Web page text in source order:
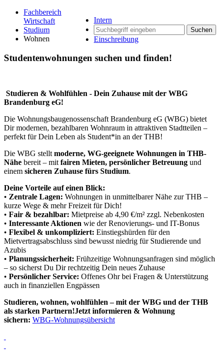
Intern
Suchen
Einschreibung
Fachbereich
Wirtschaft
Studium
Wohnen
Studentenwohnungen suchen und finden!
Studieren & Wohlfühlen - Dein Zuhause mit der WBG
Brandenburg eG!
Die Wohnungsbaugenossenschaft Brandenburg eG (WBG) bietet
Dir modernen, bezahlbaren Wohnraum in attraktiven Stadtteilen –
perfekt für Dein Leben als Student*in an der THB!
Die WBG stelltmoderne, WG-geeignete Wohnungen in THB-
Nähe bereit – mitfairen Mieten, persönlicher Betreuung und
einem sicheren Zuhause fürs Studium.
Deine Vorteile auf einen Blick:
• Zentrale Lagen: Wohnungen in unmittelbarer Nähe zur THB –
kurze Wege & mehr Freizeit für Dich!
• Fair & bezahlbar: Mietpreise ab 4,90 €/m² zzgl. Nebenkosten
• Interessante Aktionen wie der Renovierungs- und IT-Bonus
• Flexibel & unkompliziert: Einstiegshürden für den
Mietvertragsabschluss sind bewusst niedrig für Studierende und
Azubis
• Planungssicherheit: Frühzeitige Wohnungsanfragen sind möglich
– so sicherst Du Dir rechtzeitig Dein neues Zuhause
• Persönlicher Service: Offenes Ohr bei Fragen & Unterstützung
auch in finanziellen Engpässen
Studieren, wohnen, wohlfühlen – mit der WBG und der THB
als starken Partnern!Jetzt informieren & Wohnung
sichern: WBG-Wohnungsübersicht